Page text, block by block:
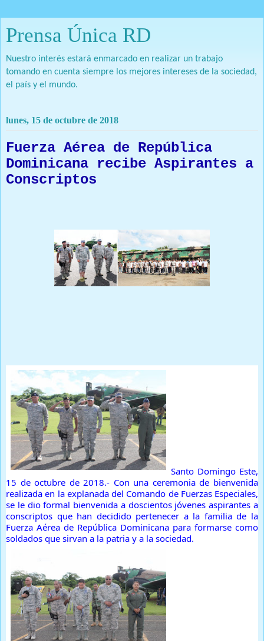
Prensa Única RD
Nuestro interés estará enmarcado en realizar un trabajo
tomando en cuenta siempre los mejores intereses de la sociedad,
el país y el mundo.
lunes, 15 de octubre de 2018
Fuerza Aérea de República
Dominicana recibe Aspirantes a
Conscriptos
Santo Domingo Este,
15 de octubre de 2018.- Con una ceremonia de bienvenida
realizada en la explanada del Comando de Fuerzas Especiales,
se le dio formal bienvenida a doscientos jóvenes aspirantes a
conscriptos que han decidido pertenecer a la familia de la
Fuerza Aérea de República Dominicana para formarse como
soldados que sirvan a la patria y a la sociedad.